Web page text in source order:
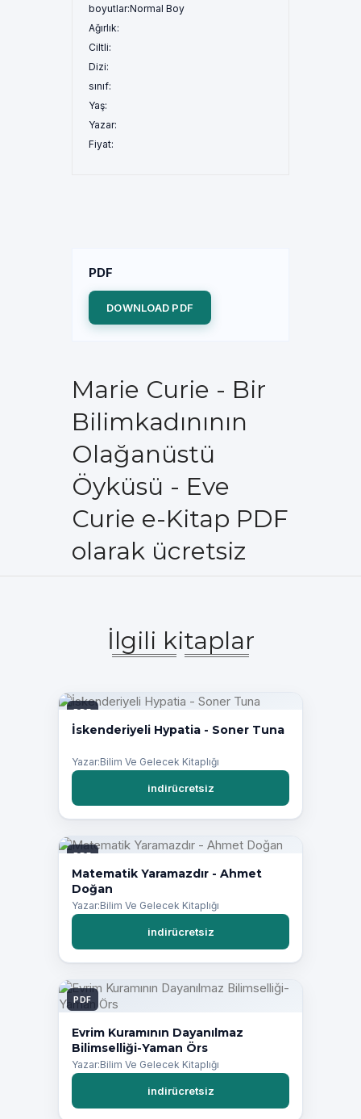
boyutlar:Normal Boy
Ağırlık:
Ciltli:
Dizi:
sınıf:
Yaş:
Yazar:
Fiyat:
PDF
DOWNLOAD PDF
Marie Curie - Bir
Bilimkadınının
Olağanüstü
Öyküsü - Eve
Curie e-Kitap PDF
olarak ücretsiz
İlgili kitaplar
PDF
İskenderiyeli Hypatia - Soner Tuna
Yazar:Bilim Ve Gelecek Kitaplığı
indirücretsiz
PDF
Matematik Yaramazdır - Ahmet
Doğan
Yazar:Bilim Ve Gelecek Kitaplığı
indirücretsiz
PDF
Evrim Kuramının Dayanılmaz
Bilimselliği-Yaman Örs
Yazar:Bilim Ve Gelecek Kitaplığı
indirücretsiz